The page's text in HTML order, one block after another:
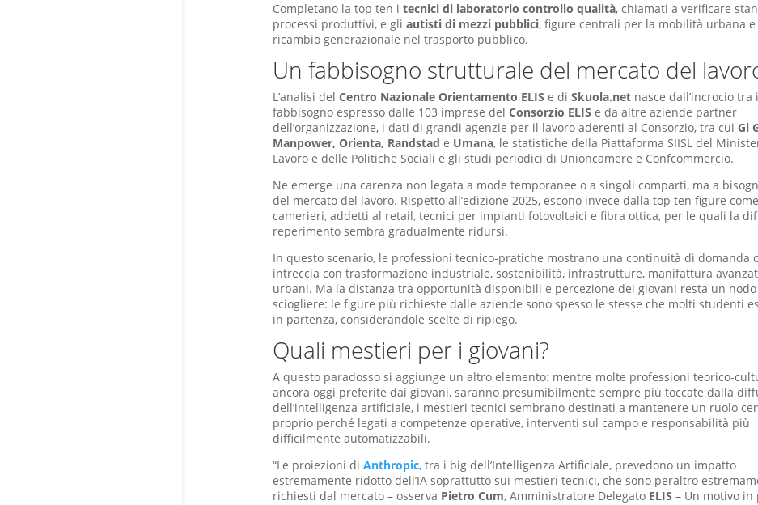
Completano la top ten i tecnici di laboratorio controllo qualità, chiamati a verificare
processi produttivi, e gli autisti di mezzi pubblici, figure centrali per la mobilità urbana
ricambio generazionale nel trasporto pubblico.
Un fabbisogno strutturale del mercato del
L’analisi del Centro Nazionale Orientamento ELIS e di Skuola.net nasce dall’incrocio tra
fabbisogno espresso dalle 103 imprese del Consorzio ELIS e da altre aziende partner
dell’organizzazione, i dati di grandi agenzie per il lavoro aderenti al Consorzio, tra cui Gi
Manpower, Orienta, Randstad e Umana, le statistiche della Piattaforma SIISL del
Lavoro e delle Politiche Sociali e gli studi periodici di Unioncamere e Confcommercio.
Ne emerge una carenza non legata a mode temporanee o a singoli comparti, ma a
del mercato del lavoro. Rispetto all’edizione 2025, escono invece dalla top ten figure come
camerieri, addetti al retail, tecnici per impianti fotovoltaici e fibra ottica, per le quali la
reperimento sembra gradualmente ridursi.
In questo scenario, le professioni tecnico-pratiche mostrano una continuità di domanda
intreccia con trasformazione industriale, sostenibilità, infrastrutture, manifattura
urbani. Ma la distanza tra opportunità disponibili e percezione dei giovani resta un nodo
sciogliere: le figure più richieste dalle aziende sono spesso le stesse che molti studenti
in partenza, considerandole scelte di ripiego.
Quali mestieri per i giovani?
A questo paradosso si aggiunge un altro elemento: mentre molte professioni teorico-
ancora oggi preferite dai giovani, saranno presumibilmente sempre più toccate dalla
dell’intelligenza artificiale, i mestieri tecnici sembrano destinati a mantenere un ruolo
proprio perché legati a competenze operative, interventi sul campo e responsabilità più
difficilmente automatizzabili.
“Le proiezioni di Anthropic, tra i big dell’Intelligenza Artificiale, prevedono un impatto
estremamente ridotto dell’IA soprattutto sui mestieri tecnici, che sono peraltro
richiesti dal mercato – osserva Pietro Cum, Amministratore DelegatoELIS – Un motivo in